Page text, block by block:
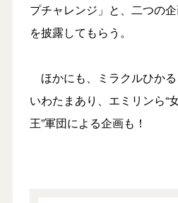
プチャレンジ」と、二つの
を披露してもらう。
ほかにも、ミラクルひかる
いわたまあり、エミリンら“
王”軍団による企画も！